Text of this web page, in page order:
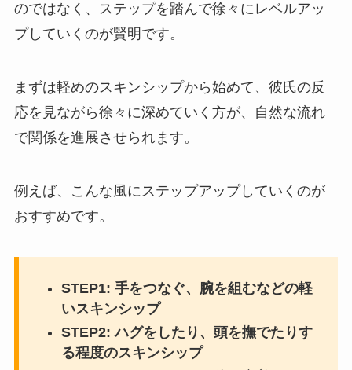
のではなく、ステップを踏んで徐々にレベルアッ
プしていくのが賢明です。
まずは軽めのスキンシップから始めて、彼氏の反
応を見ながら徐々に深めていく方が、自然な流れ
で関係を進展させられます。
例えば、こんな風にステップアップしていくのが
おすすめです。
STEP1: 手をつなぐ、腕を組むなどの軽
いスキンシップ
STEP2: ハグをしたり、頭を撫でたりす
る程度のスキンシップ